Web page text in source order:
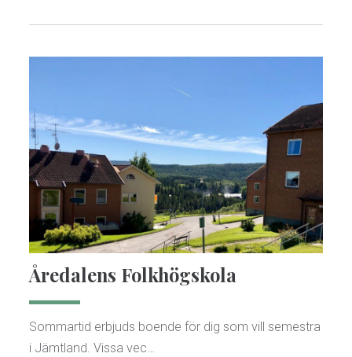
Åredalens Folkhögskola
Sommartid erbjuds boende för dig som vill semestra
i Jämtland. Vissa vec…